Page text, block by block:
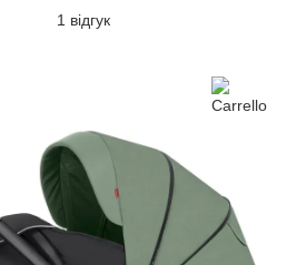
1 відгук